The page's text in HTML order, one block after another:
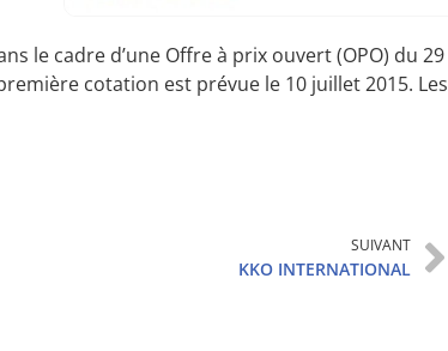
le cadre d’une Offre à prix ouvert (OPO) du 29
cotation est prévue le 10 juillet 2015. Les
SUIVANT
KKO INTERNATIONAL